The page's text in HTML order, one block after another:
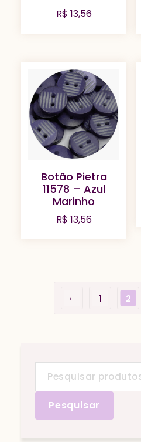
R$ 13,56
Botão Pietra
11578 – Azul
Marinho
R$ 13,56
← 1 2
por:
Pesquisar